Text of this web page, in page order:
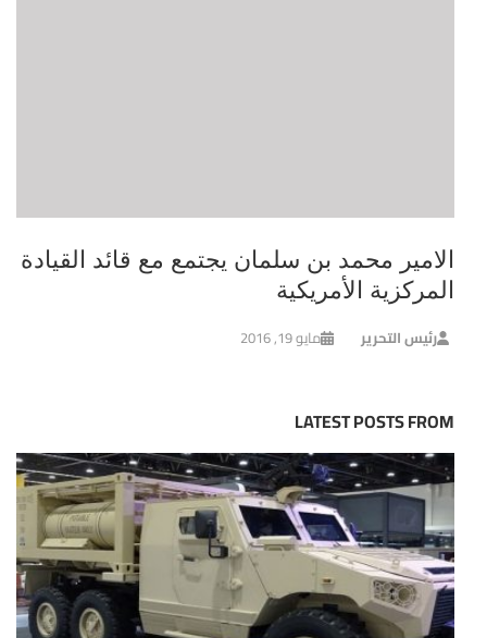
الامير محمد بن سلمان يجتمع مع قائد القيادة
المركزية الأمريكية
رئيس التحرير مايو 19, 2016
LATEST POSTS FROM